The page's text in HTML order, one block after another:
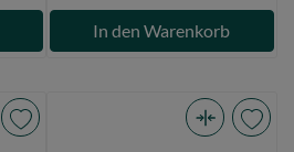
In den Warenkorb